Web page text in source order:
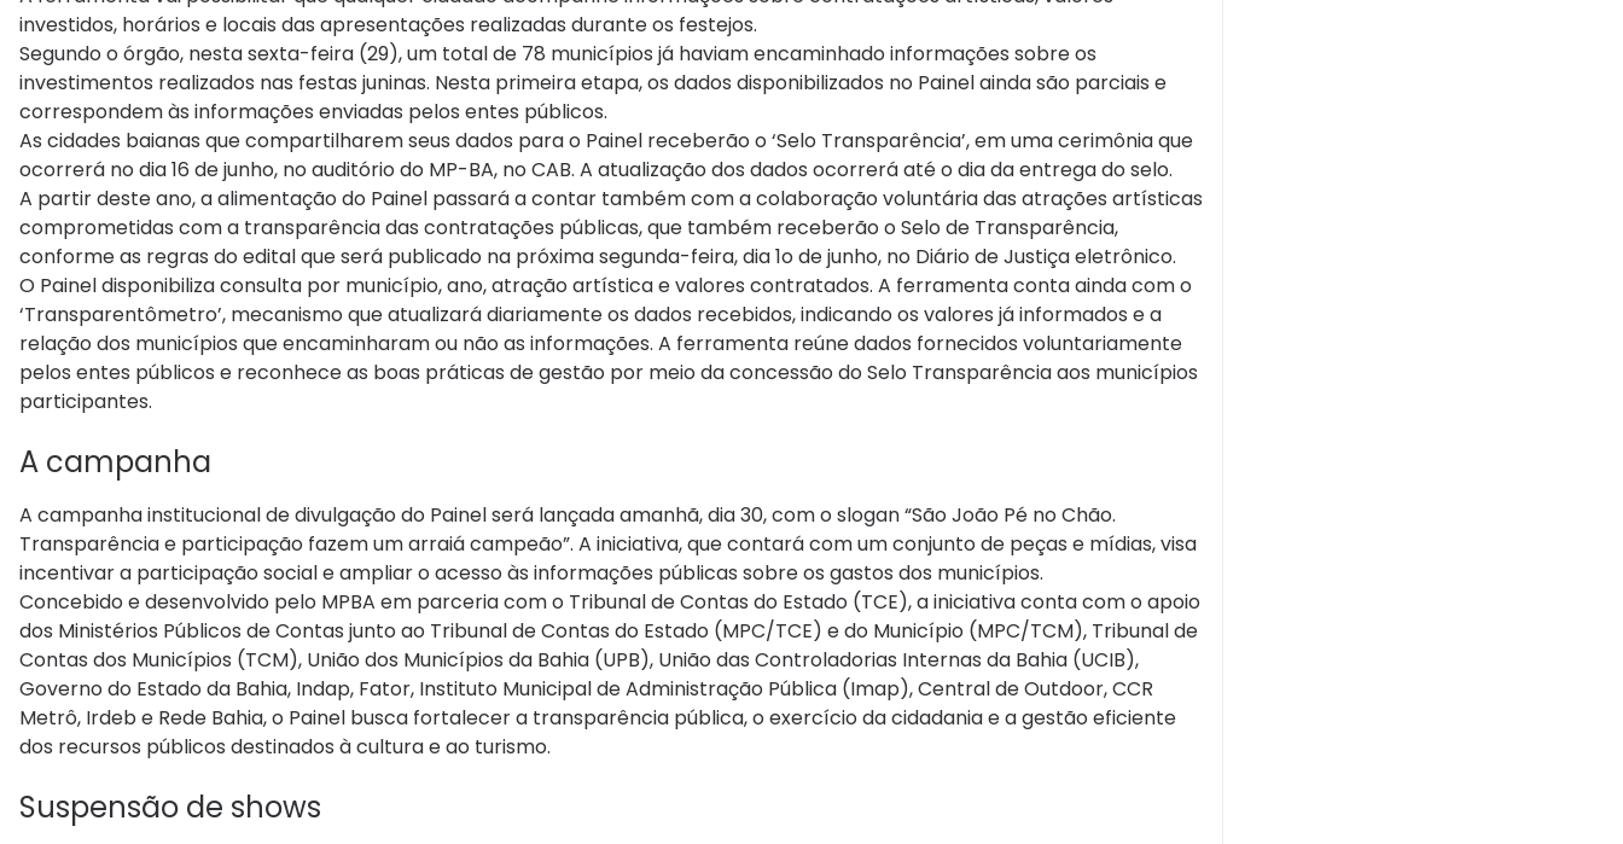
investidos, horários e locais das apresentações realizadas durante os festejos.
Segundo o órgão, nesta sexta-feira (29), um total de 78 municípios já haviam encaminhado informações sobre os
investimentos realizados nas festas juninas. Nesta primeira etapa, os dados disponibilizados no Painel ainda são parciais e
correspondem às informações enviadas pelos entes públicos.
As cidades baianas que compartilharem seus dados para o Painel receberão o ‘Selo Transparência’, em uma cerimônia que
ocorrerá no dia 16 de junho, no auditório do MP-BA, no CAB. A atualização dos dados ocorrerá até o dia da entrega do selo.
A partir deste ano, a alimentação do Painel passará a contar também com a colaboração voluntária das atrações artísticas
comprometidas com a transparência das contratações públicas, que também receberão o Selo de Transparência,
conforme as regras do edital que será publicado na próxima segunda-feira, dia 1o de junho, no Diário de Justiça eletrônico.
O Painel disponibiliza consulta por município, ano, atração artística e valores contratados. A ferramenta conta ainda com o
‘Transparentômetro’, mecanismo que atualizará diariamente os dados recebidos, indicando os valores já informados e a
relação dos municípios que encaminharam ou não as informações. A ferramenta reúne dados fornecidos voluntariamente
pelos entes públicos e reconhece as boas práticas de gestão por meio da concessão do Selo Transparência aos municípios
participantes.
A campanha
A campanha institucional de divulgação do Painel será lançada amanhã, dia 30, com o slogan “São João Pé no Chão.
Transparência e participação fazem um arraiá campeão”. A iniciativa, que contará com um conjunto de peças e mídias, visa
incentivar a participação social e ampliar o acesso às informações públicas sobre os gastos dos municípios.
Concebido e desenvolvido pelo MPBA em parceria com o Tribunal de Contas do Estado (TCE), a iniciativa conta com o apoio
dos Ministérios Públicos de Contas junto ao Tribunal de Contas do Estado (MPC/TCE) e do Município (MPC/TCM), Tribunal de
Contas dos Municípios (TCM), União dos Municípios da Bahia (UPB), União das Controladorias Internas da Bahia (UCIB),
Governo do Estado da Bahia, Indap, Fator, Instituto Municipal de Administração Pública (Imap), Central de Outdoor, CCR
Metrô, Irdeb e Rede Bahia, o Painel busca fortalecer a transparência pública, o exercício da cidadania e a gestão eficiente
dos recursos públicos destinados à cultura e ao turismo.
Suspensão de shows